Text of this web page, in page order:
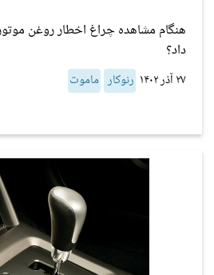
هنگام مشاهده چراغ اخطار روغن
داد؟
۲۷ آذر ۱۴۰۲ رنوکار ماموت